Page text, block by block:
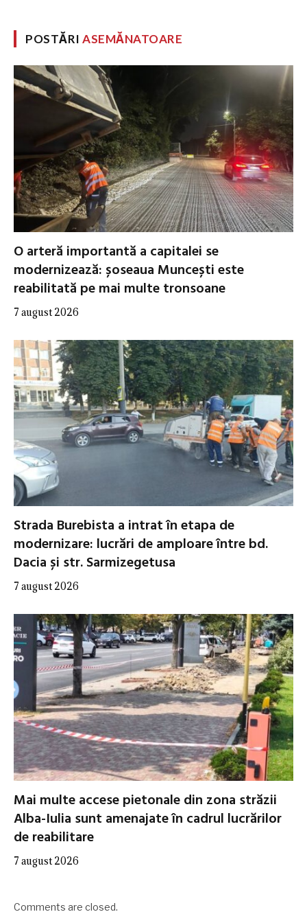
POSTĂRIASEMĂNATOARE
O arteră importantă a capitalei se
modernizează: șoseaua Muncești este
reabilitată pe mai multe tronsoane
7 august 2026
Strada Burebista a intrat în etapa de
modernizare: lucrări de amploare între bd.
Dacia și str. Sarmizegetusa
7 august 2026
Mai multe accese pietonale din zona străzii
Alba-Iulia sunt amenajate în cadrul lucrărilor
de reabilitare
7 august 2026
Comments are closed.